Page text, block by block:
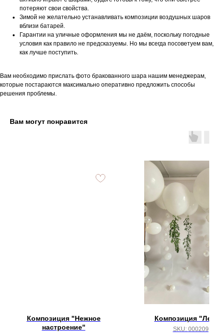
потеряют свои свойства.
Зимой не желательно устанавливать композиции воздушных шаров
вблизи батарей.
Гарантии на уличные оформления мы не даём, поскольку погодные
условия как правило не предсказуемы. Но мы всегда посоветуем вам,
как лучше поступить.
Вам необходимо прислать фото бракованного шара нашим менеджерам,
которые постараются максимально оперативно предложить способы
решения проблемы.
Вам могут понравится
Композиция "Нежное
настроение"
Композиция
SKU: 000209